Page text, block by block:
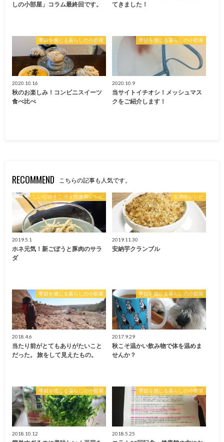
しの小部屋」コラム最終回です。
てきました！
季節を感じる暮らしの小部屋
2020.10.16
秋のお楽しみ！コンビニスイーツ
食べ比べ
季節を感じる暮らしの小部屋
2020.10.9
当サイトイチオシ！メッシュマス
クをご紹介します！
RECOMMEND こちらの記事も人気です。
しいなゆきこ 冷え性改善レシピ
2019.5.1
ホネ元気！新ごぼうと豚肉のサラ
ダ
安納芋レシピ
2019.11.30
安納芋クランブル
季節を感じる暮らしの小部屋
2018.4.6
当たり前がとてもありがたいこと
だった。 旅をして見えたもの。
季節を感じる暮らしの小部屋
2017.9.29
秋こそ温かい飲み物で体を温めま
せんか？
季節を感じる暮らしの小部屋
2018.10.12
季節を感じる暮らしの小部屋
2018.5.25